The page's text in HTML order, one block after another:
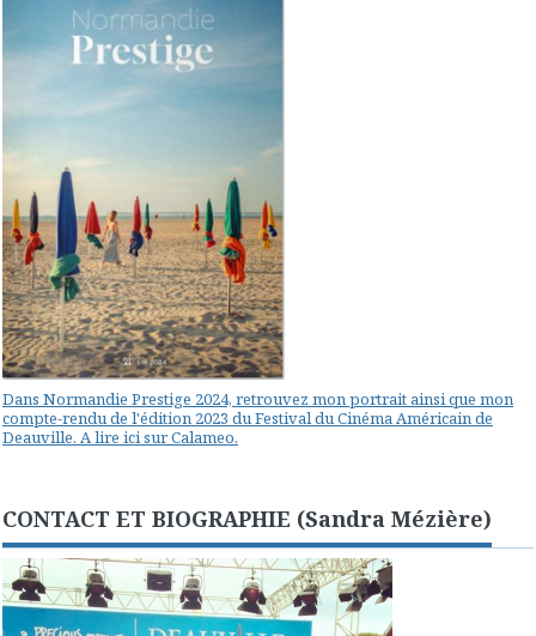
Dans Normandie Prestige 2024, retrouvez mon portrait ainsi que mon
compte-rendu de l'édition 2023 du Festival du Cinéma Américain de
Deauville. A lire ici sur Calameo.
CONTACT ET BIOGRAPHIE (Sandra Mézière)